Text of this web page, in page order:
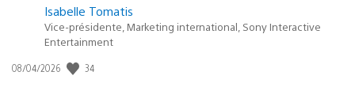
Isabelle Tomatis
Vice-présidente, Marketing international, Sony Interactive
Entertainment
Date
08/04/2026 34